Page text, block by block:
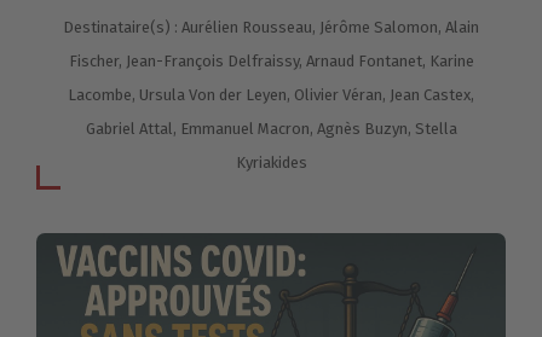
Destinataire(s) : Aurélien Rousseau, Jérôme Salomon, Alain
Fischer, Jean-François Delfraissy, Arnaud Fontanet, Karine
Lacombe, Ursula Von der Leyen, Olivier Véran, Jean Castex,
Gabriel Attal, Emmanuel Macron, Agnès Buzyn, Stella
Kyriakides